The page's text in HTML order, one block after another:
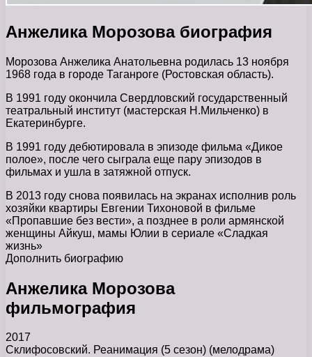
Анжелика Морозова биография
Морозова Анжелика Анатольевна родилась 13 ноября
1968 года в городе Таганроге (Ростовская область).
В 1991 году окончила Свердловский государственный
театральный институт (мастерская Н.Мильченко) в
Екатеринбурге.
В 1991 году дебютировала в эпизоде фильма «Дикое
полое», после чего сыграла еще пару эпизодов в
фильмах и ушла в затяжной отпуск.
В 2013 году снова появилась на экранах исполнив роль
хозяйки квартиры Евгении Тихоновой в фильме
«Пропавшие без вести», а позднее в роли армянской
женщины Айкуш, мамы Юлии в сериале «Сладкая
жизнь»
Дополнить биографию
Анжелика Морозова
фильмография
2017
Склифосовский. Реанимация (5 сезон) (мелодрама)